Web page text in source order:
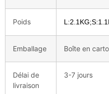
Poids
Emballage Boîte en
Délai de
livraison
3-7 jours